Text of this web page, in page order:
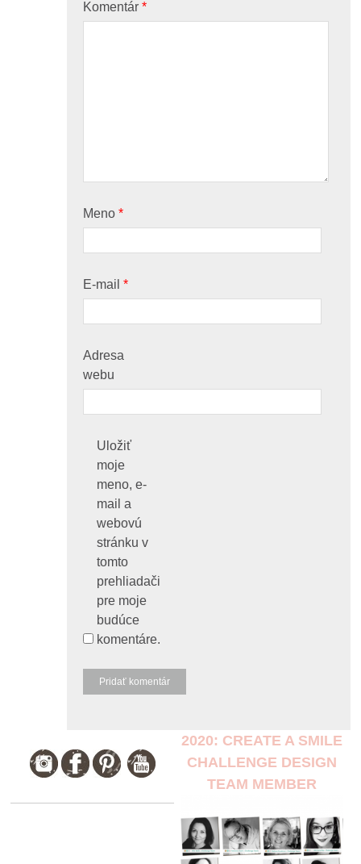
Komentár*
Meno*
E-mail*
Adresa
webu
Uložiť
moje
meno, e-
mail a
webovú
stránku v
tomto
prehliadači
pre moje
budúce
komentáre.
2020: CREATE A SMILE
CHALLENGE DESIGN
TEAM MEMBER